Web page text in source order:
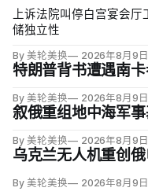
上诉法院叫停白宫宴会
储独立性
By 美轮美换 2026年8月9日
特朗普背书遭遇南
By 美轮美换 2026年8月9日
叙俄重组地中海军
By 美轮美换 2026年8月9日
乌克兰无人机重创
By 美轮美换 2026年8月9日